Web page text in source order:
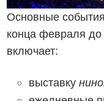
Основные события
конца февраля до
включает:
выставку